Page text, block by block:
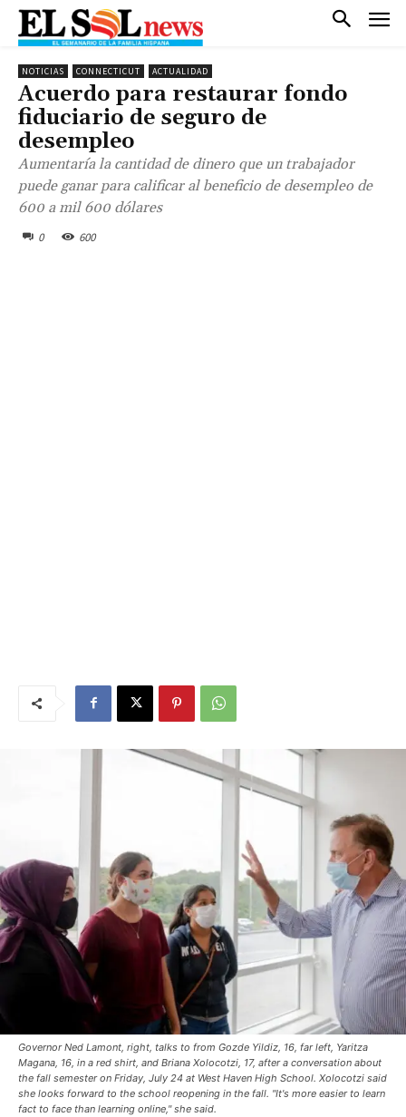
NOTICIAS CONNECTICUT ACTUALIDAD
Acuerdo para restaurar fondo
fiduciario de seguro de
desempleo
Aumentaría la cantidad de dinero que un trabajador
puede ganar para calificar al beneficio de desempleo de
600 a mil 600 dólares
0 600
Governor Ned Lamont, right, talks to from Gozde Yildiz, 16, far left, Yaritza
Magana, 16, in a red shirt, and Briana Xolocotzi, 17, after a conversation about
the fall semester on Friday, July 24 at West Haven High School. Xolocotzi said
she looks forward to the school reopening in the fall. "It's more easier to learn
fact to face than learning online," she said.